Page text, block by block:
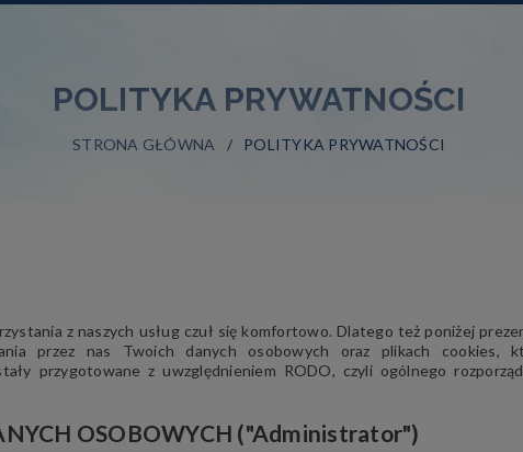
POLITYKA PRYWATNOŚCI
STRONA GŁÓWNA POLITYKA PRYWATNOŚCI
z naszych usług czuł się komfortowo. Dlatego też poniżej
przez nas Twoich danych osobowych oraz plikach cookies,
przygotowane z uwzględnieniem RODO, czyli ogólnego
OSOBOWYCH ("Administrator")